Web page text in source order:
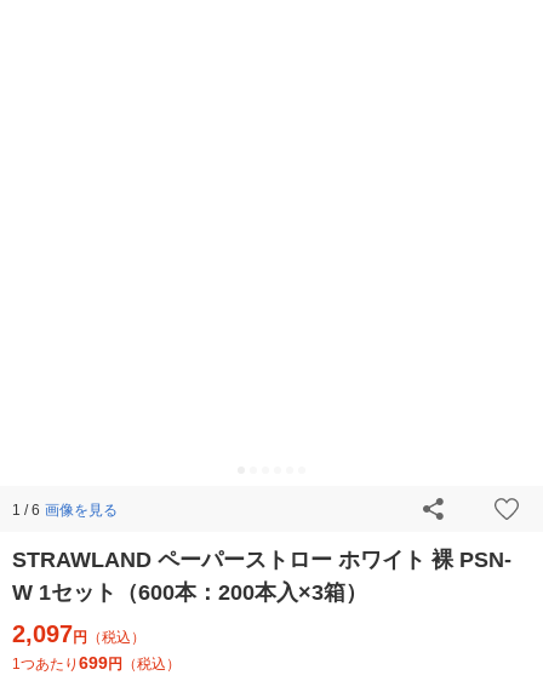
1 / 6 画像を見る
STRAWLAND ペーパーストロー ホワイト 裸 PSN-
W 1セット（600本：200本入×3箱）
2,097円
（税込）
1つあたり 699円 （税込）